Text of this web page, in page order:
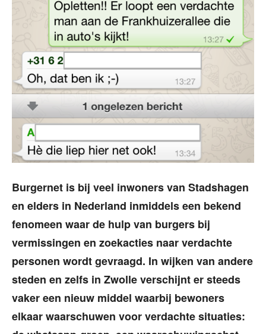
Burgernet is bij veel inwoners van Stadshagen
en elders in Nederland inmiddels een bekend
fenomeen waar de hulp van burgers bij
vermissingen en zoekacties naar verdachte
personen wordt gevraagd. In wijken van andere
steden en zelfs in Zwolle verschijnt er steeds
vaker een nieuw middel waarbij bewoners
elkaar waarschuwen voor verdachte situaties: